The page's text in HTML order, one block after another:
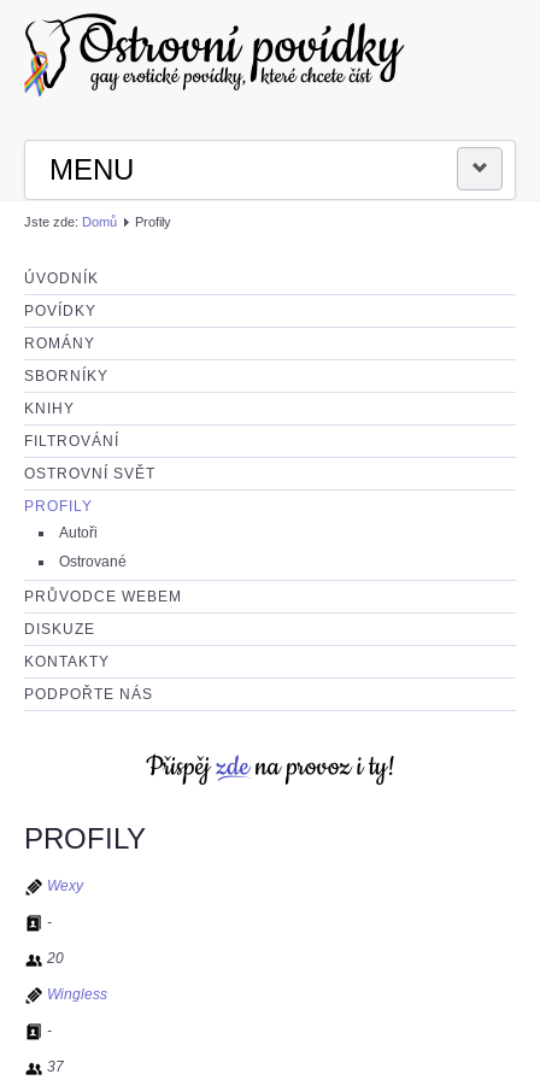
MENU
PŘIHLÁSIT SE
ČÍST POVÍDKY
NAPSAT POVÍDKU
Jste zde: Domů Profily
ÚVODNÍK
POVÍDKY
ROMÁNY
SBORNÍKY
KNIHY
FILTROVÁNÍ
OSTROVNÍ SVĚT
PROFILY
Autoři
Ostrované
PRŮVODCE WEBEM
DISKUZE
KONTAKTY
PODPOŘTE NÁS
PROFILY
Wexy
-
20
Wingless
-
37